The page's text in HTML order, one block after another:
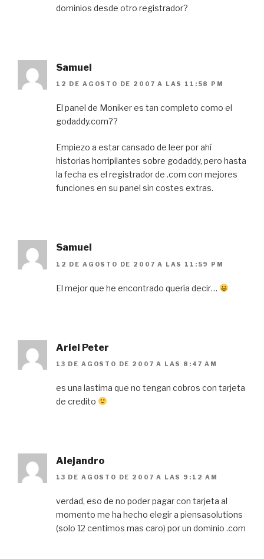
dominios desde otro registrador?
Samuel
12 DE AGOSTO DE 2007 A LAS 11:58 PM
El panel de Moniker es tan completo como el
godaddy.com??
Empiezo a estar cansado de leer por ahí
historias horripilantes sobre godaddy, pero hasta
la fecha es el registrador de .com con mejores
funciones en su panel sin costes extras.
Samuel
12 DE AGOSTO DE 2007 A LAS 11:59 PM
El mejor que he encontrado quería decir…
Ariel Peter
13 DE AGOSTO DE 2007 A LAS 8:47 AM
es una lastima que no tengan cobros con tarjeta
de credito
Alejandro
13 DE AGOSTO DE 2007 A LAS 9:12 AM
verdad, eso de no poder pagar con tarjeta al
momento me ha hecho elegir a piensasolutions
(solo 12 centimos mas caro) por un dominio .com